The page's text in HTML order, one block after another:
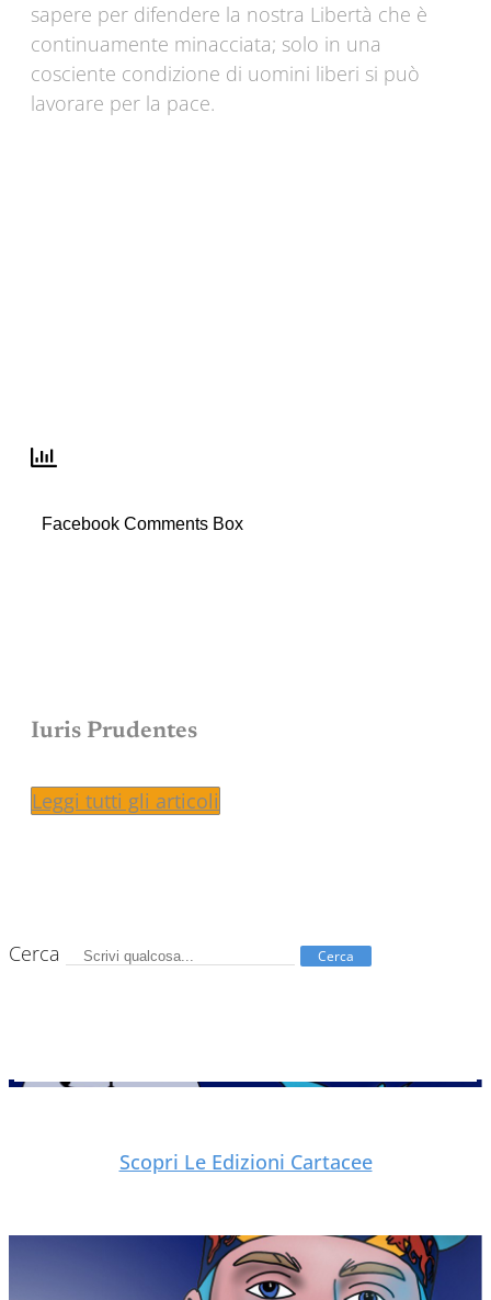
sapere per difendere la nostra Libertà che è
continuamente minacciata; solo in una
cosciente condizione di uomini liberi si può
lavorare per la pace.
Facebook Comments Box
Iuris Prudentes
Leggi tutti gli articoli
Cerca Cerca
Scopri Le Edizioni Cartacee